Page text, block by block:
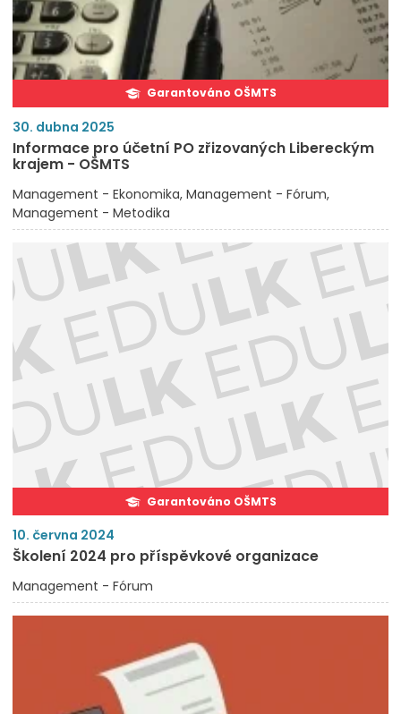
Garantováno OŠMTS
30. dubna 2025
Informace pro účetní PO zřizovaných Libereckým
krajem - OŠMTS
Management - Ekonomika Management - Fórum
Management - Metodika
Garantováno OŠMTS
10. června 2024
Školení 2024 pro příspěvkové organizace
Management - Fórum